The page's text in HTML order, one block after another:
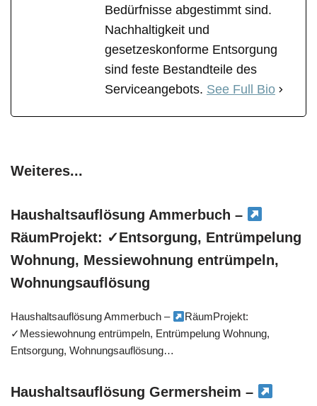
Bedürfnisse abgestimmt sind.
Nachhaltigkeit und
gesetzeskonforme Entsorgung
sind feste Bestandteile des
Serviceangebots. See Full Bio
Weiteres...
Haushaltsauflösung Ammerbuch –
RäumProjekt: ✓Entsorgung, Entrümpelung
Wohnung, Messiewohnung entrümpeln,
Wohnungsauflösung
Haushaltsauflösung Ammerbuch –
RäumProjekt:
✓Messiewohnung entrümpeln, Entrümpelung Wohnung,
Entsorgung, Wohnungsauflösung…
Haushaltsauflösung Germersheim –